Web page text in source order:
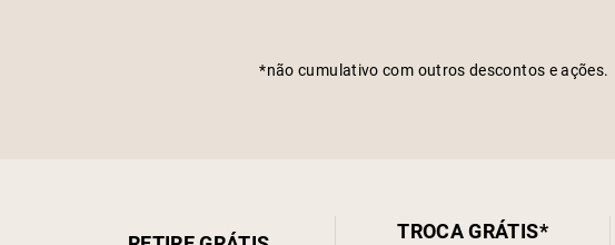
*não cumulativo com outros descontos e ações.
TROCA GRÁTIS*